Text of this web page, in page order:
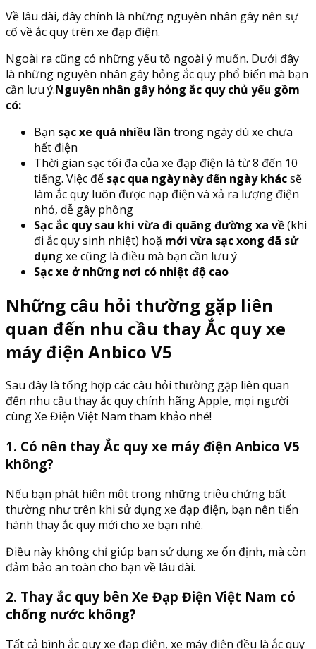
Về lâu dài, đây chính là những nguyên nhân gây nên sự
cố về ắc quy trên xe đạp điện.
Ngoài ra cũng có những yếu tố ngoài ý muốn. Dưới đây
là những nguyên nhân gây hỏng ắc quy phổ biến mà bạn
cần lưu ý.Nguyên nhân gây hỏng ắc quy chủ yếu gồm
có:
Bạn sạc xe quá nhiều lần trong ngày dù xe chưa
hết điện
Thời gian sạc tối đa của xe đạp điện là từ 8 đến 10
tiếng. Việc để sạc qua ngày này đến ngày khácsẽ
làm ắc quy luôn được nạp điện và xả ra lượng điện
nhỏ, dễ gây phồng
Sạc ắc quy sau khi vừa đi quãng đường xa về(khi
đi ắc quy sinh nhiệt) hoặ mới vừa sạc xong đã sử
dụng xe cũng là điều mà bạn cần lưu ý
Sạc xe ở những nơi có nhiệt độ cao
Những câu hỏi thường gặp liên
quan đến nhu cầu thay Ắc quy xe
máy điện Anbico V5
Sau đây là tổng hợp các câu hỏi thường gặp liên quan
đến nhu cầu thay ắc quy chính hãng Apple, mọi người
cùng Xe Điện Việt Nam tham khảo nhé!
1. Có nên thay Ắc quy xe máy điện Anbico V5
không?
Nếu bạn phát hiện một trong những triệu chứng bất
thường như trên khi sử dụng xe đạp điện, bạn nên tiến
hành thay ắc quy mới cho xe bạn nhé.
Điều này không chỉ giúp bạn sử dụng xe ổn định, mà còn
đảm bảo an toàn cho bạn về lâu dài.
2. Thay ắc quy bên Xe Đạp Điện Việt Nam có
chống nước không?
Tất cả bình ắc quy xe đạp điện, xe máy điện đều là ắc quy